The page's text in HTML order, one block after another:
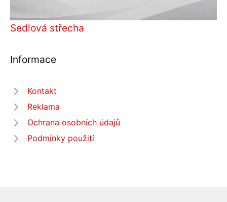
Sedlová střecha
Informace
Kontakt
Reklama
Ochrana osobních údajů
Podmínky použití